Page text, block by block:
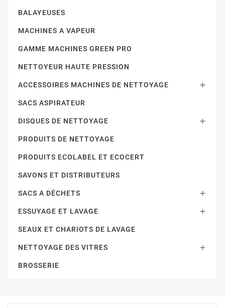
BALAYEUSES
MACHINES A VAPEUR
GAMME MACHINES GREEN PRO
NETTOYEUR HAUTE PRESSION
ACCESSOIRES MACHINES DE NETTOYAGE 
SACS ASPIRATEUR
DISQUES DE NETTOYAGE 
PRODUITS DE NETTOYAGE
PRODUITS ECOLABEL ET ECOCERT
SAVONS ET DISTRIBUTEURS
SACS A DÉCHETS 
ESSUYAGE ET LAVAGE 
SEAUX ET CHARIOTS DE LAVAGE
NETTOYAGE DES VITRES 
BROSSERIE